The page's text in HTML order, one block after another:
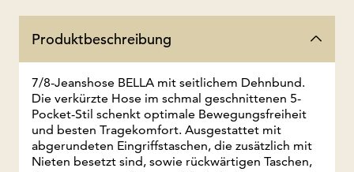
Produktbeschreibung
7/8-Jeanshose BELLA mit seitlichem Dehnbund.
Die verkürzte Hose im schmal geschnittenen 5-
Pocket-Stil schenkt optimale Bewegungsfreiheit
und besten Tragekomfort. Ausgestattet mit
abgerundeten Eingriffstaschen, die zusätzlich mit
Nieten besetzt sind, sowie rückwärtigen Taschen,